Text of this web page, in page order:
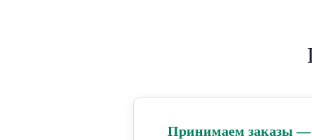
Принимаем заказы —